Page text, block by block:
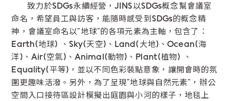
致力於SDGs永續經營，JINS以SDGs概念幫會議室
命名，希望員工與訪客，能隨時感受到SDGs的概念精
神，會議室命名以”地球”的各項元素為主軸，包含了：
Earth(地球) 、Sky(天空)、Land(大地)、Ocean(海
洋)、Air(空氣)、Animal(動物)、Plant(植物) 、
Equality(平等)，並以不同色彩裝點意象，讓開會時的氛
圍更趣味活潑。另外，為了呈現”地球與自然元素”，辦公
空間入口接待區設計模擬出庭園與小河的樣子，地毯上